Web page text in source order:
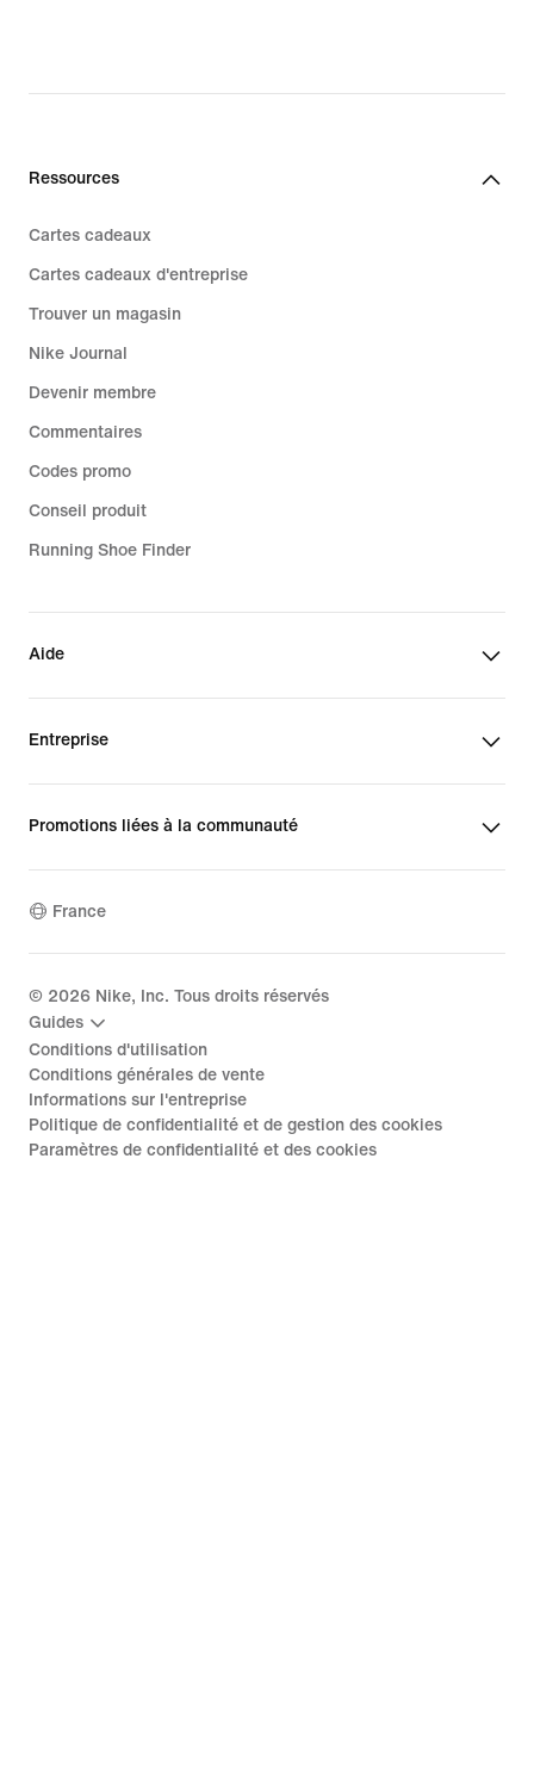
159,99 €
Ressources
Cartes cadeaux
Cartes cadeaux d'entreprise
Trouver un magasin
Nike Journal
Devenir membre
Commentaires
Codes promo
Conseil produit
Running Shoe Finder
Aide
Entreprise
Promotions liées à la communauté
France
© 2026 Nike, Inc. Tous droits réservés
Guides
Conditions d'utilisation
Conditions générales de vente
Informations sur l'entreprise
Politique de confidentialité et de gestion des cookies
Paramètres de confidentialité et des cookies